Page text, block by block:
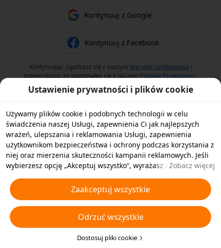
Kontynuuj z Google
Kontynuuj z Facebook
Kontynuując, zgadzasz się z naszym Warunki Użytkowania i
potwierdzasz, że zapoznałeś się z naszym Polityka Prywatności.
Ustawienie prywatności i plików cookie
Używamy plików cookie i podobnych technologii w celu
świadczenia naszej Usługi, zapewnienia Ci jak najlepszych
wrażeń, ulepszania i reklamowania Usługi, zapewnienia
użytkownikom bezpieczeństwa i ochrony podczas korzystania z
niej oraz mierzenia skuteczności kampanii reklamowych. Jeśli
wybierzesz opcję „Akceptuj wszystko”, wyrażasz zgodę na
oraz podobnych technologii na Twoim urządzeniu w celach
reklamowych. Możesz także wybrać opcję „Odrzucić wszystkie”,
aby odrzucić wszystkie nieistotne pliki cookie lub wybrać typy
plików cookie, które chcesz zaakceptować albo wyłączyć,
klikając opcję „Dostosuj pliki cookie” poniżej lub w dowolnej
chwili w ustawieniach prywatności. Aby uzyskać więcej
Zobacz więcej
Zaakceptuj wszystkie
Odrzuć wszystkie
Dostosuj pliki cookie